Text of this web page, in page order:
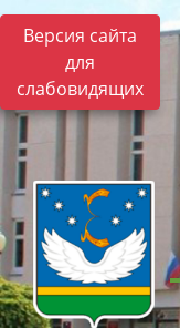
Версия сайта
для
слабовидящих